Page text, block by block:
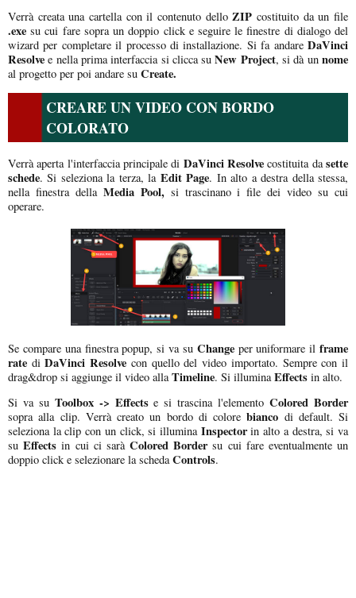
Verrà creata una cartella con il contenuto delloZIP costituito da un file
.exe su cui fare sopra un doppio click e seguire le finestre di dialogo del
wizard per completare il processo di installazione. Si fa andare DaVinci
Resolve e nella prima interfaccia si clicca suNew Project, si dà unnome
al progetto per poi andare su Create.
CREARE UN VIDEO CON BORDO
COLORATO
Verrà aperta l'interfaccia principale di DaVinci Resolve costituita dasette
schede. Si seleziona la terza, la Edit Page. In alto a destra della stessa,
nella finestra della Media Pool, si trascinano i file dei video su cui
operare.
Se compare una finestra popup, si va su Changeper uniformare ilframe
rate diDaVinci Resolve con quello del video importato. Sempre con il
drag&drop si aggiunge il video allaTimeline. Si illuminaEffects in alto.
Si va su Toolbox -> Effectse si trascina l'elemento Colored Border
sopra alla clip. Verrà creato un bordo di colore bianco di default. Si
seleziona la clip con un click, si illumina Inspectorin alto a destra, si va
suEffectsin cui ci saràColored Bordersu cui fare eventualmente un
doppio click e selezionare la schedaControls.